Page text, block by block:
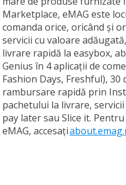
Marketplace, eMAG este
comanda orice, oricând și
servicii cu valoare
livrare rapidă la easybox,
Genius în 4 aplicații de
Fashion Days, Freshful),
rambursare rapidă prin
pachetului la livrare,
pay later sau Slice it.
eMAG, accesați